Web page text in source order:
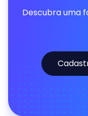
Descubra uma